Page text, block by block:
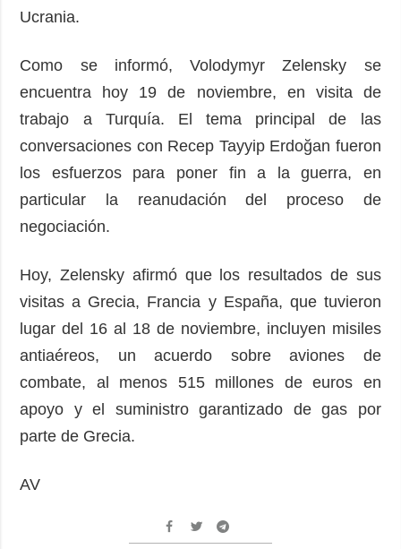
Ucrania.
Como se informó, Volodymyr Zelensky se
encuentra hoy 19 de noviembre, en visita de
trabajo a Turquía. El tema principal de las
conversaciones con Recep Tayyip Erdoğan fueron
los esfuerzos para poner fin a la guerra, en
particular la reanudación del proceso de
negociación.
Hoy, Zelensky afirmó que los resultados de sus
visitas a Grecia, Francia y España, que tuvieron
lugar del 16 al 18 de noviembre, incluyen misiles
antiaéreos, un acuerdo sobre aviones de
combate, al menos 515 millones de euros en
apoyo y el suministro garantizado de gas por
parte de Grecia.
AV